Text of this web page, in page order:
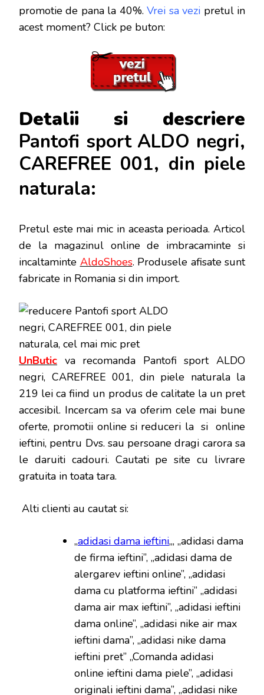
promotie de pana la 40%.Vrei sa vezi pretul in
acest moment? Click pe buton:
Detalii si descriere
Pantofi sport ALDO negri,
CAREFREE 001, din piele
naturala:
Pretul este mai mic in aceasta perioada. Articol
de la magazinul online de imbracaminte si
incaltaminte AldoShoes. Produsele afisate sunt
fabricate in Romania si din import.
UnButic va recomanda Pantofi sport ALDO
negri, CAREFREE 001, din piele naturala la
219 lei ca fiind un produs de calitate la un pret
accesibil. Incercam sa va oferim cele mai bune
oferte, promotii online si reduceri la si online
ieftini, pentru Dvs. sau persoane dragi carora sa
le daruiti cadouri. Cautati pe site cu livrare
gratuita in toata tara.
Alti clienti au cautat si:
„adidasi dama ieftini„, „adidasi dama
de firma ieftini”, „adidasi dama de
alergarev ieftini online”, „adidasi
dama cu platforma ieftini” „adidasi
dama air max ieftini”, „adidasi ieftini
dama online”, „adidasi nike air max
ieftini dama”, „adidasi nike dama
ieftini pret” „Comanda adidasi
online ieftini dama piele”, „adidasi
originali ieftini dama”, „adidasi nike